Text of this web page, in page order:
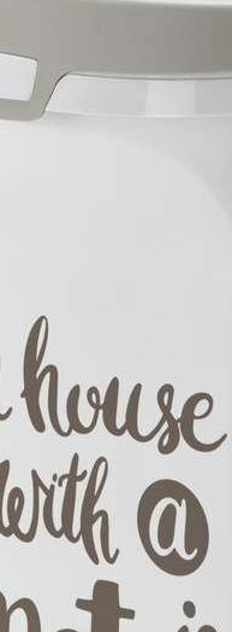
när den äter och även
fodermängden börjar
påminner dig om att
EYENIMAL SMART
för ägare som är på
när fodermängden
matskål: tål
till 100 g Typ av foder:
eller
ABS-plast Mått:
Ska ej
eller fuktigt foder!